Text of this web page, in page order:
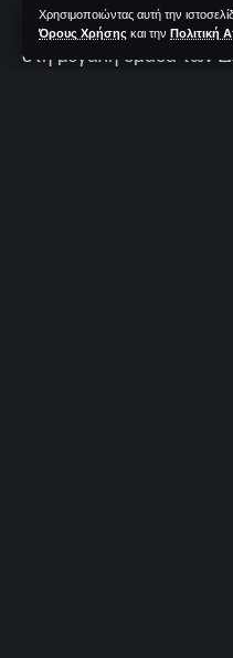
Χρησιμοποιώντας αυτή την
Όρους Χρήσης και την Πολιτική
Ο Έλληνας γκαρντ/
στη μεγάλη ομάδα των